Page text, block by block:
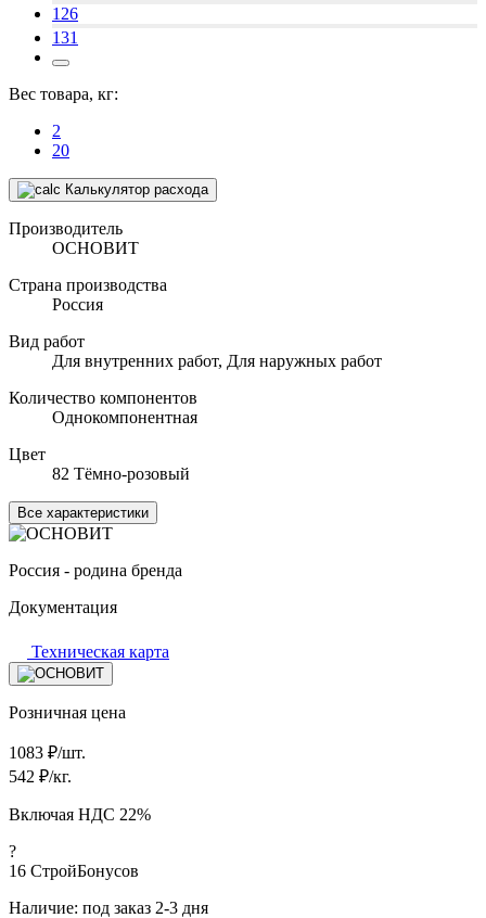
126
131
Вес товара, кг:
2
20
Калькулятор расхода
Производитель
ОСНОВИТ
Страна производства
Россия
Вид работ
Для внутренних работ, Для наружных работ
Количество компонентов
Однокомпонентная
Цвет
82 Тёмно-розовый
Все характеристики
Россия - родина бренда
Документация
Техническая карта
Розничная цена
1083 ₽/шт.
542 ₽/кг.
Включая НДС 22%
?
16 СтройБонусов
Наличие: под заказ 2-3 дня